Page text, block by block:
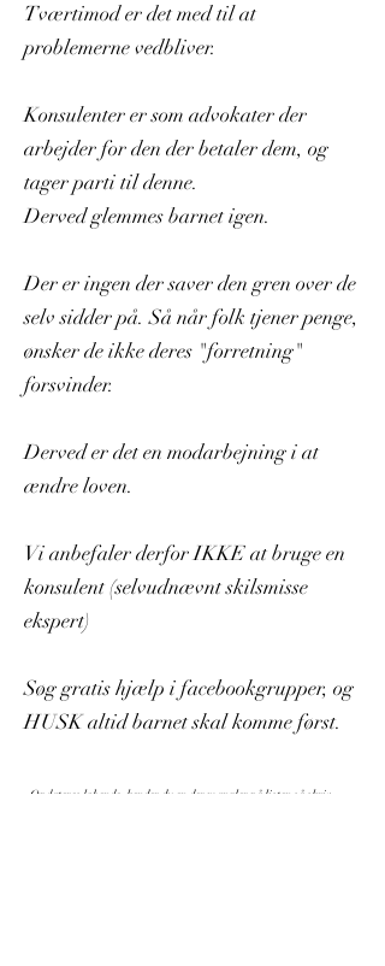
Tværtimod er det med til at
problemerne vedbliver.
Konsulenter er som advokater der
arbejder for den der betaler dem, og
tager parti til denne.
Derved glemmes barnet igen.
Der er ingen der saver den gren over de
selv sidder på. Så når folk tjener penge,
ønsker de ikke deres "forretning"
forsvinder.
Derved er det en modarbejning i at
ændre loven.
Vi anbefaler derfor IKKE at bruge en
konsulent (selvudnævnt skilsmisse
ekspert)
Søg gratis hjælp i facebookgrupper, og
HUSK altid barnet skal komme først.
Opdateres løbende, kender du en der mangler på listen så skriv